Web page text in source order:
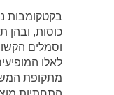
בקטקומבות
כוסות, ובהן
וסמלים
לאלו
מתקופת